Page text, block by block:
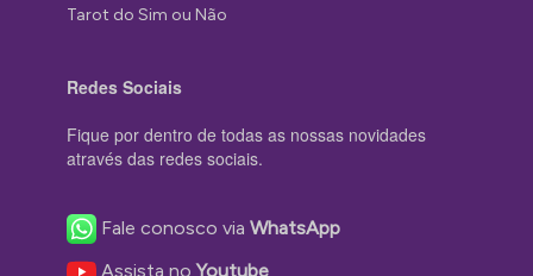
Tarot do Sim ou Não
Redes Sociais
Fique por dentro de todas as nossas novidades
através das redes sociais.
Fale conosco viaWhatsApp
Assista noYoutube